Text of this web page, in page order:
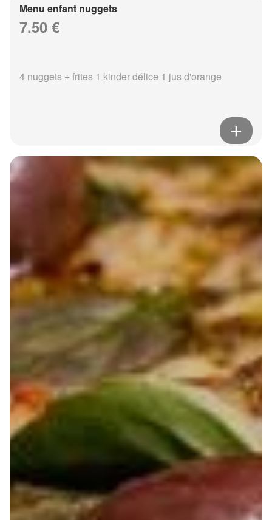
Menu enfant nuggets
7.50 €
4 nuggets + frites 1 kinder délice 1 jus d'orange